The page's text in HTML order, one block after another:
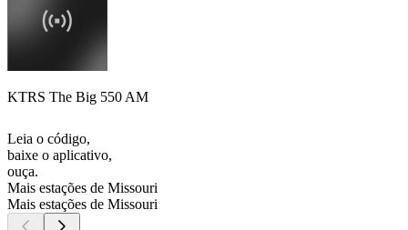
KTRS The Big 550 AM
Leia o código,
baixe o aplicativo,
ouça.
Mais estações de Missouri
Mais estações de Missouri